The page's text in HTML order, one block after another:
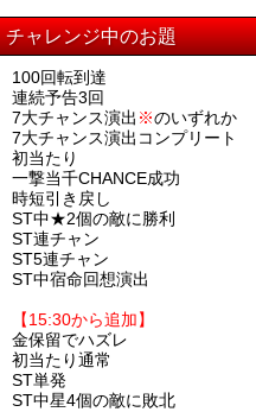
チャレンジ中のお題
100回転到達
連続予告3回
7大チャンス演出 ※のいずれか
7大チャンス演出コンプリート
初当たり
一撃当千CHANCE成功
時短引き戻し
ST中★2個の敵に勝利
ST連チャン
ST5連チャン
ST中宿命回想演出
【15:30から追加】
金保留でハズレ
初当たり通常
ST単発
ST中星4個の敵に敗北